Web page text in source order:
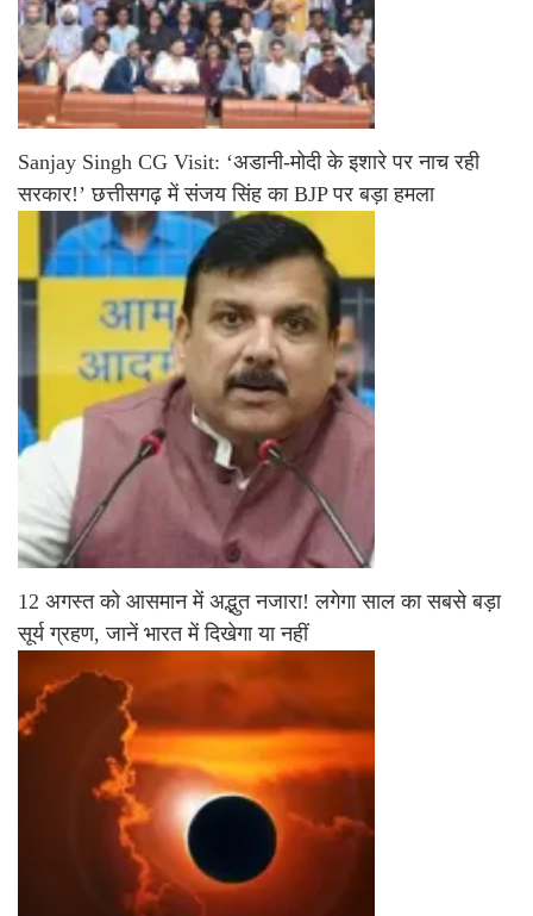
Sanjay Singh CG Visit: ‘अडानी-मोदी के इशारे पर नाच रही
सरकार!’ छत्तीसगढ़ में संजय सिंह का BJP पर बड़ा हमला
12 अगस्त को आसमान में अद्भुत नजारा! लगेगा साल का सबसे बड़ा
सूर्य ग्रहण, जानें भारत में दिखेगा या नहीं